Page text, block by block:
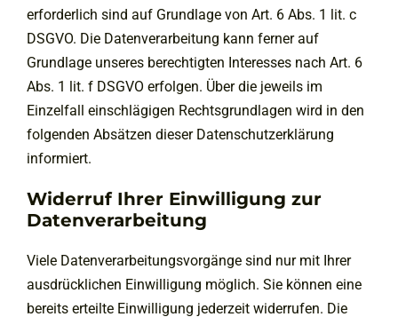
erforderlich sind auf Grundlage von Art. 6 Abs. 1 lit. c
DSGVO. Die Datenverarbeitung kann ferner auf
Grundlage unseres berechtigten Interesses nach Art. 6
Abs. 1 lit. f DSGVO erfolgen. Über die jeweils im
Einzelfall einschlägigen Rechtsgrundlagen wird in den
folgenden Absätzen dieser Datenschutzerklärung
informiert.
Widerruf Ihrer Einwilligung zur
Datenverarbeitung
Viele Datenverarbeitungsvorgänge sind nur mit Ihrer
ausdrücklichen Einwilligung möglich. Sie können eine
bereits erteilte Einwilligung jederzeit widerrufen. Die